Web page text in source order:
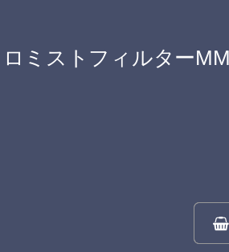
ミストフィルター